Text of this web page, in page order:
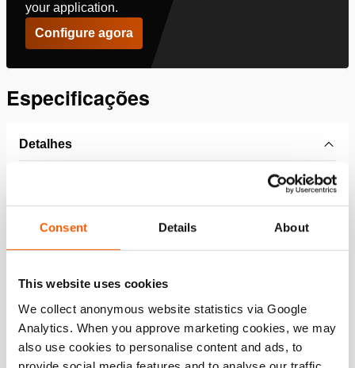
Consent Details About
This website uses cookies
We collect anonymous website statistics via Google
Analytics. When you approve marketing cookies, we may
also use cookies to personalise content and ads, to
your application.
Configure agora
Especificações
Detalhes
200.401.021
Especificações básicas
Desempenho
Dimensões, peso e temperatura